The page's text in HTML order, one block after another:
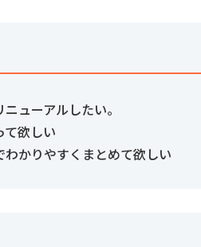
ューアルしたい。
て欲しい
わかりやすくまとめて欲しい